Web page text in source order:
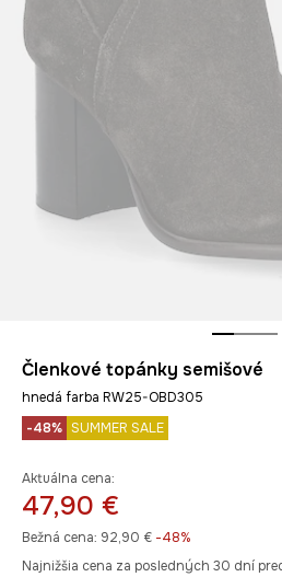
Členkové topánky semišové
hnedá farba RW25-OBD305
-48% SUMMER SALE
Aktuálna cena:
47,90 €
Bežná cena: 92,90 € -48%
Najnižšia cena za posledných 30 dní